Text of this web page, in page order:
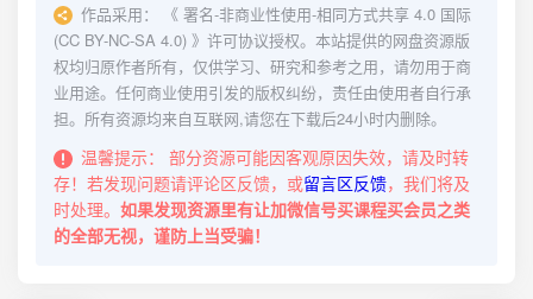
作品采用：
《 署名-非商业性使用-相同方式共享 4.0 国际
(CC BY-NC-SA 4.0) 》许可协议授权。本站提供的网盘资源版
权均归原作者所有，仅供学习、研究和参考之用，请勿用于商
业用途。任何商业使用引发的版权纠纷，责任由使用者自行承
担。所有资源均来自互联网,请您在下载后24小时内删除。
温馨提示：
部分资源可能因客观原因失效，请及时转
存！若发现问题请评论区反馈，或留言区反馈，我们将及
时处理。 如果发现资源里有让加微信号买课程买会员之类
的全部无视，谨防上当受骗！